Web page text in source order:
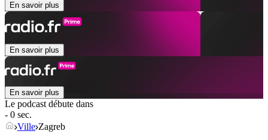
En savoir plus
En savoir plus
En savoir plus
Le podcast débute dans
- 0 sec.
Ville Zagreb